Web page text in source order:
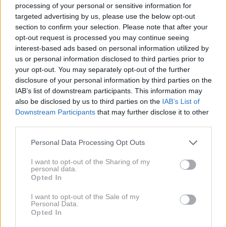
processing of your personal or sensitive information for
targeted advertising by us, please use the below opt-out
section to confirm your selection. Please note that after your
opt-out request is processed you may continue seeing
interest-based ads based on personal information utilized by
us or personal information disclosed to third parties prior to
your opt-out. You may separately opt-out of the further
disclosure of your personal information by third parties on the
IAB’s list of downstream participants. This information may
also be disclosed by us to third parties on the IAB’s List of
Downstream Participants that may further disclose it to other
Please note that this website/app uses one or more Google
not limited to your visit or usage behaviour. You may click to
grant or deny consent to Google and its third-party tags to
use your data for below specified purposes in below Google
consent section.
Personal Data Processing Opt Outs
I want to opt-out of the Sharing of my
personal data.
Opted In
I want to opt-out of the Sale of my
Personal Data.
Opted In
ne bo nikoli več izginil. "Vsako podjetje narekuje
trende, a če to delamo na odgovoren način, to
postane več kot le trend. Zlije se z identiteto
podjetja, s katero se identificirajo tudi stranke."
Prihodnja kolekcija DIESEL UPCYCLING FOR
prihaja septembra. Do takrat lahko le ugibamo, s
katero modno znamko bo Diesel sodeloval takrat.
Dieslovi izdelki so na voljo v Galeriji Emporium in v
prodajalni Emporium v BTC-ju.